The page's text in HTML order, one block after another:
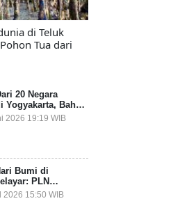
di Teluk
Tua dari
20 Negara
Yogyakarta, Bahas
Kesehatan
2026 19:19 WIB
Bumi di
PLN
Gandeng
Giatkan
2026 15:50 WIB